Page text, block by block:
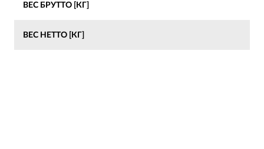
ВЕС БРУТТО [КГ]
ВЕС НЕТТО [КГ]